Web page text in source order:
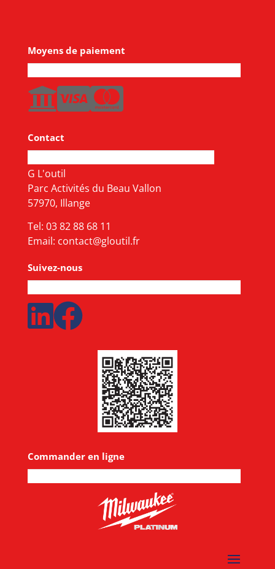
Moyens de paiement
Contact
G L'outil
Parc Activités du Beau Vallon
57970, Illange
Tel: 03 82 88 68 11
Email: contact@gloutil.fr
Suivez-nous
Commander en ligne